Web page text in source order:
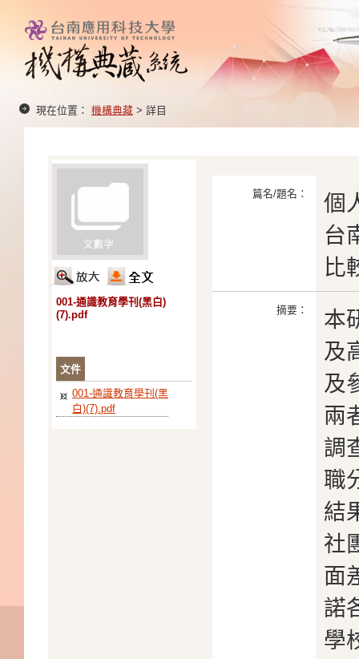
現在位置： 機構典藏 > 詳目
001-通識教育學刊(黑白)
(7).pdf
文件
001-通識教育學刊(黑
白)(7).pdf
篇名/題名：
個
台
比
摘要：
本
及
及
兩
調
職
結
社
面
諾
學